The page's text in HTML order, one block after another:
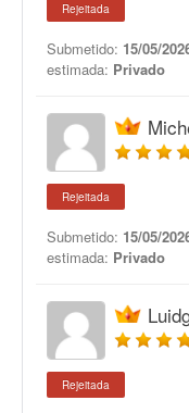
Rejeitada
Submetido: 15/05/
estimada: Privado
Rejeitada
Submetido: 15/05/
estimada: Privado
Rejeitada